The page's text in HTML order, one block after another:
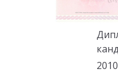
2010